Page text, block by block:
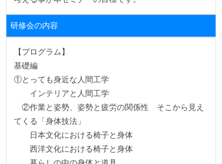
研修会の内容
【プログラム】
基礎編
①とっても身近な人間工学
インテリアと人間工学
②作業と姿勢、姿勢と疲労の関係性　そこから見え
てくる「身体技法」
日本文化における椅子と身体
西洋文化における椅子と身体